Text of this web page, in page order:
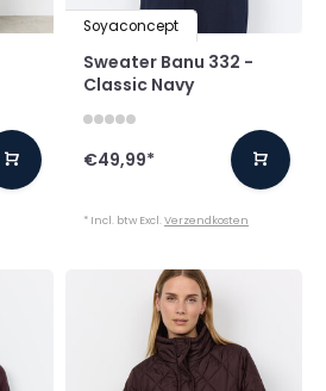
Soyaconcept
Sweater Banu 332 -
Classic Navy
€49,99*
* Incl. btw Excl.Verzendkosten